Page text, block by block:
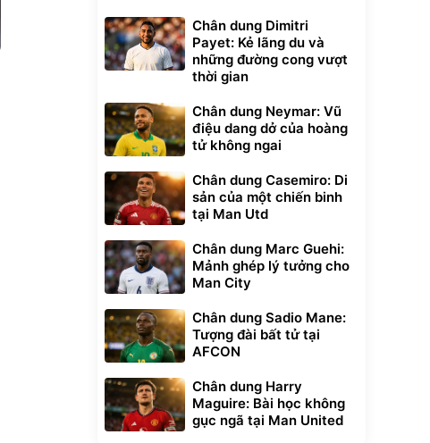
Chân dung Dimitri
Payet: Kẻ lãng du và
những đường cong vượt
thời gian
Chân dung Neymar: Vũ
điệu dang dở của hoàng
tử không ngai
Chân dung Casemiro: Di
sản của một chiến binh
tại Man Utd
Chân dung Marc Guehi:
Mảnh ghép lý tưởng cho
Man City
Chân dung Sadio Mane:
Tượng đài bất tử tại
AFCON
Chân dung Harry
Maguire: Bài học không
gục ngã tại Man United